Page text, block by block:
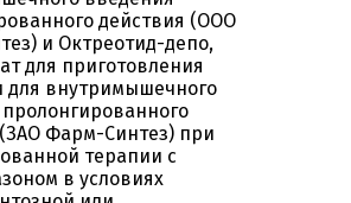
действия (ООО
и Октреотид-депо,
для приготовления
для внутримышечного
Фарм-Синтез) при
терапии с
в условиях